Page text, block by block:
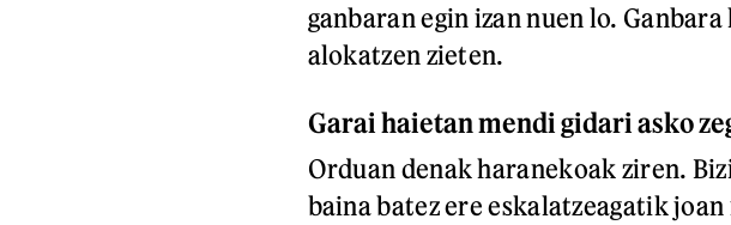
ganbaran egin izan nuen lo.
alokatzen zieten.
Garai haietan mendi gidari asko
Orduan denak haranekoak ziren.
baina batez ere eskalatzeagatik